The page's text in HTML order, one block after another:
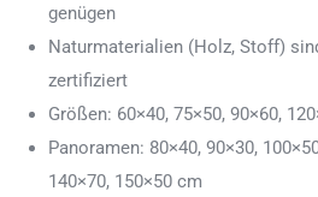
genügen
Naturmaterialien (Holz, Stoff)
zertifiziert
Größen: 60×40, 75×50, 90×60,
Panoramen: 80×40, 90×30,
140×70, 150×50 cm